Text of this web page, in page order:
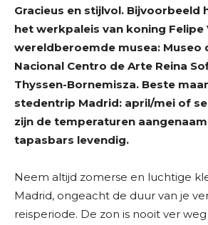
Gracieus en stijlvol. Bijvoorbeeld
het werkpaleis van koning Felipe
wereldberoemde musea: Museo
Nacional Centro de Arte Reina
Thyssen-Bornemisza. Beste
stedentrip Madrid: april/mei of
zijn de temperaturen
tapasbars levendig.
Neem altijd zomerse en luchtige
Madrid, ongeacht de duur van je
reisperiode. De zon is nooit ver